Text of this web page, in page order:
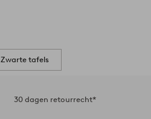
Zwarte tafels
30 dagen retourrecht*